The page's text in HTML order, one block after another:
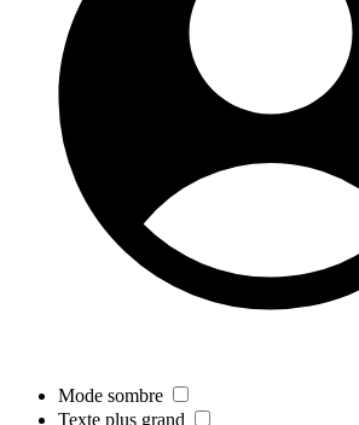
Mode sombre
Texte plus grand